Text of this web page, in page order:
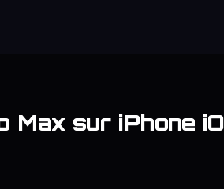
Max sur iPhone